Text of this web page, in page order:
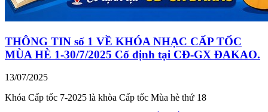
THÔNG TIN số 1 VỀ KHÓA NHẠC CẤP TỐC
MÙA HÈ 1-30/7/2025 Cố định tại CĐ-GX ĐAKAO.
13/07/2025
Khóa Cấp tốc 7-2025 là khòa Cấp tốc Mùa hè thứ 18